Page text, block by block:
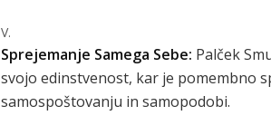
Sprejemanje Samega Sebe: Palček
svojo edinstvenost, kar je pomembno
samospoštovanju in samopodobi.